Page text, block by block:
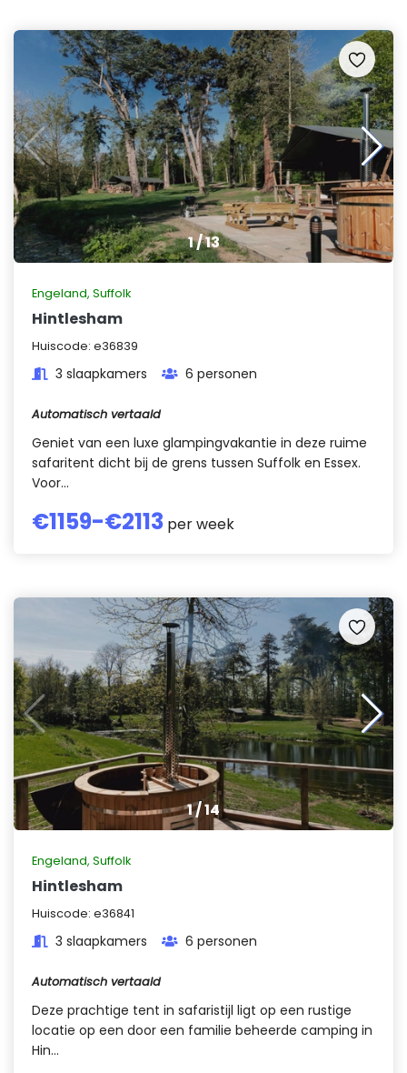
1/13
Engeland, Suffolk
Hintlesham
Huiscode: e36839
3 slaapkamers 6 personen
Automatisch vertaald
Geniet van een luxe glampingvakantie in deze ruime
safaritent dicht bij de grens tussen Suffolk en Essex.
Voor...
€1159-€2113 per week
1/14
Engeland, Suffolk
Hintlesham
Huiscode: e36841
3 slaapkamers 6 personen
Automatisch vertaald
Deze prachtige tent in safaristijl ligt op een rustige
locatie op een door een familie beheerde camping in
Hin...